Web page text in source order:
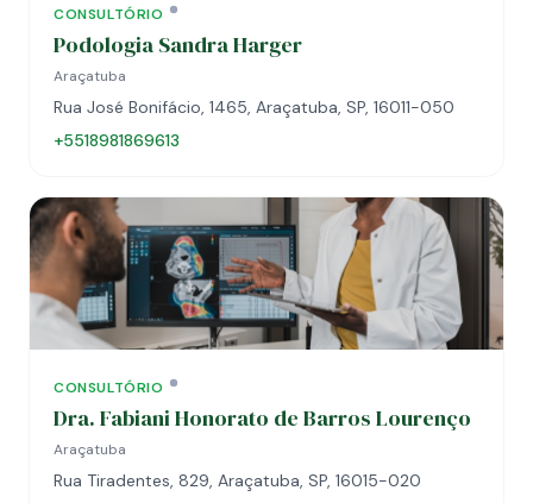
CONSULTÓRIO
Podologia Sandra Harger
Araçatuba
Rua José Bonifácio, 1465, Araçatuba, SP, 16011-050
+5518981869613
CONSULTÓRIO
Dra. Fabiani Honorato de Barros Lourenço
Araçatuba
Rua Tiradentes, 829, Araçatuba, SP, 16015-020